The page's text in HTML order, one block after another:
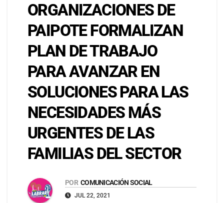
ORGANIZACIONES DE
PAIPOTE FORMALIZAN
PLAN DE TRABAJO
PARA AVANZAR EN
SOLUCIONES PARA LAS
NECESIDADES MÁS
URGENTES DE LAS
FAMILIAS DEL SECTOR
POR COMUNICACIÓN SOCIAL
JUL 22, 2021